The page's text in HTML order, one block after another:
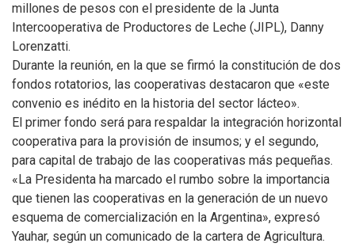
millones de pesos con el presidente de la Junta
Intercooperativa de Productores de Leche (JIPL), Danny
Lorenzatti.
Durante la reunión, en la que se firmó la constitución de dos
fondos rotatorios, las cooperativas destacaron que «este
convenio es inédito en la historia del sector lácteo».
El primer fondo será para respaldar la integración horizontal
cooperativa para la provisión de insumos; y el segundo,
para capital de trabajo de las cooperativas más pequeñas.
«La Presidenta ha marcado el rumbo sobre la importancia
que tienen las cooperativas en la generación de un nuevo
esquema de comercialización en la Argentina», expresó
Yauhar, según un comunicado de la cartera de Agricultura.